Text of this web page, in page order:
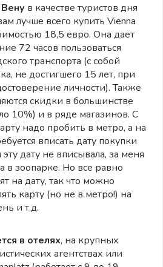
в качестве туристов дня
лучше всего купить Vienna
18,5 евро. Она дает
72 часов пользоваться
транспорта (с собой
не достигшего 15 лет, при
личности). Также
скидки в большинстве
10%) и в ряде магазинов. С
надо пробить в метро, а на
вписать дату покупки
дату не вписывала, за меня
в зоопарке. Но все равно
на дату, так что можно
карту (но не в метро!) на
и т.д.
в отелях, на крупных
агентствах или